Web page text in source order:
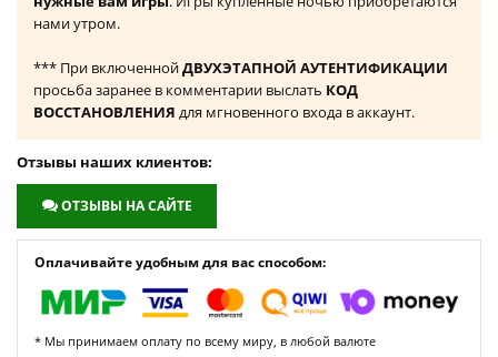
нами утром.
*** При включеннойДВУХЭТАПНОЙ АУТЕНТИФИКАЦИИ
просьба заранее в комментарии выслать КОД
ВОССТАНОВЛЕНИЯ для мгновенного входа в аккаунт.
Отзывы наших клиентов:
ОТЗЫВЫ НА САЙТЕ
Оплачивайте удобным для вас способом:
* Мы принимаем оплату по всему миру, в любой валюте